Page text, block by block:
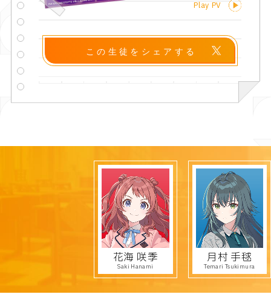
Play PV
この生徒をシェアする
花海 咲季
Saki Hanami
月村 手毬
Temari Tsukimura
CLOSE